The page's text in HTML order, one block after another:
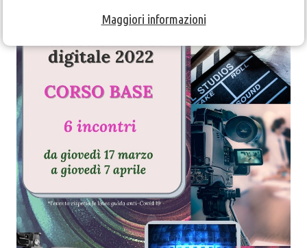
Maggiori informazioni